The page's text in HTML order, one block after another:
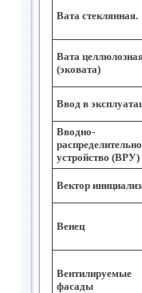
Вата стеклянная.
Вата
(эковата)
Ввод в
Вводно-
устройство (ВРУ)
Вектор
Венец
Вентилируемые
фасады